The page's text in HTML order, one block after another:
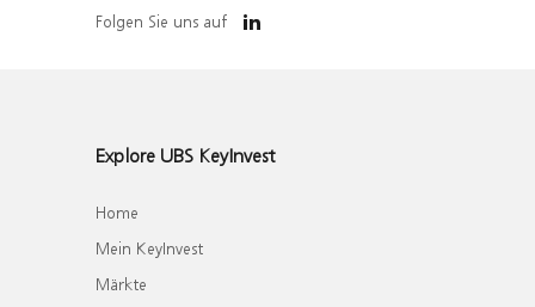
Folgen Sie uns auf
Explore UBS KeyInvest
Home
Mein KeyInvest
Märkte